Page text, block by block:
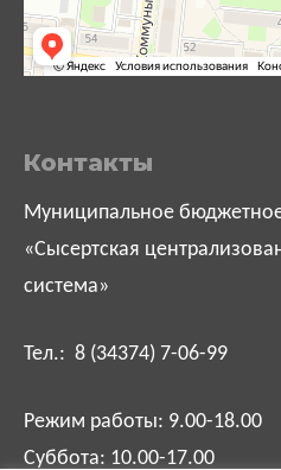
Контакты
Муниципальное
«Сысертская
система»
Тел.: 8 (34374) 7-06-99
Режим работы: 9.00-18.00
Суббота: 10.00-17.00